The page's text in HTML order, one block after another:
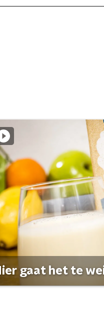
gaat het te